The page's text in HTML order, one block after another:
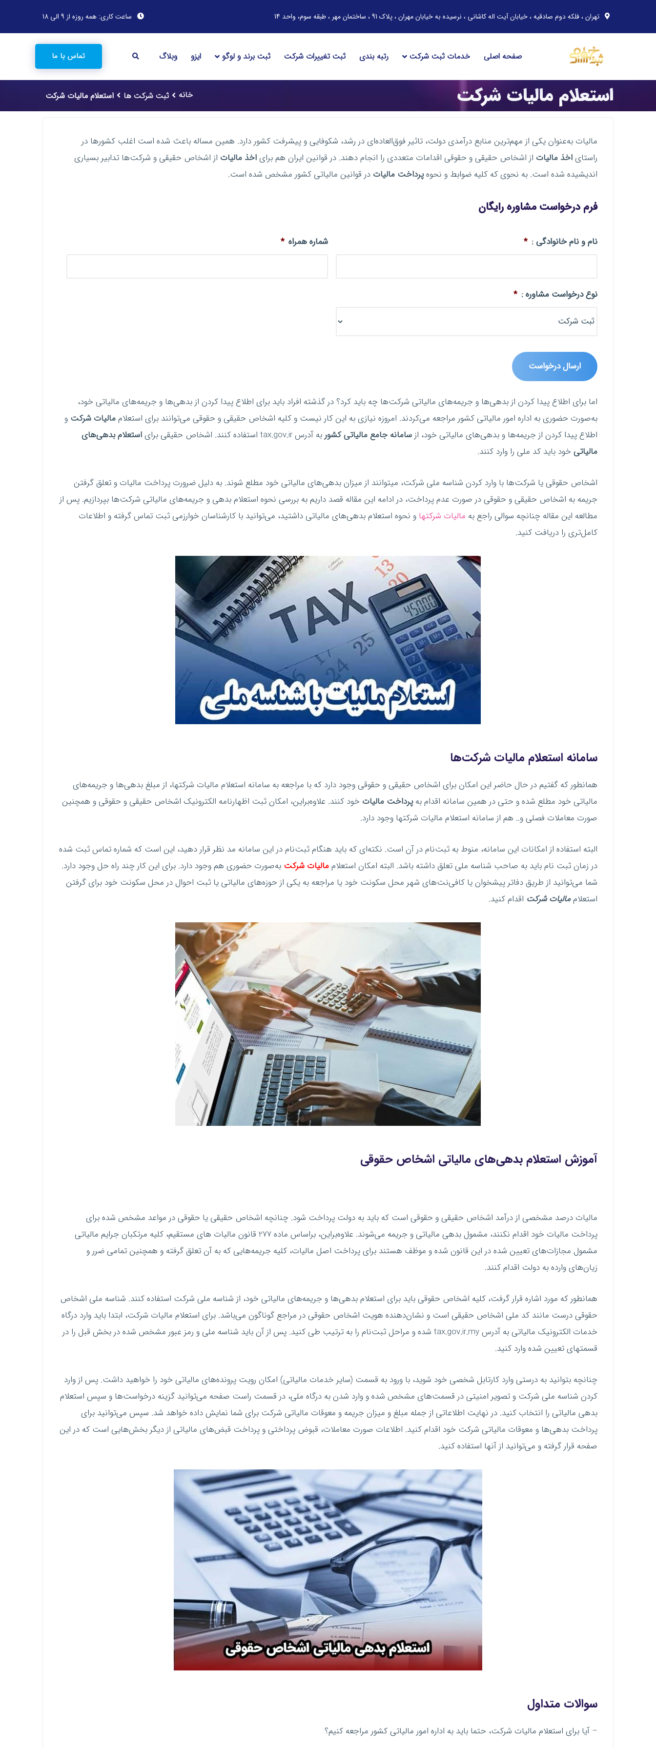
تهران ، فلکه دوم صادقیه ، خیابان آیت اله کاشانی ، نرسیده به خیابان مهران ، پلاک 91 ، ساختمان مهر ، طبقه سوم، واحد 14 ساعت کاری: همه روزه از 9 الی 18
صفحه اصلی خدمات ثبت شرکت رتبه بندی ثبت تغییرات شرکت ثبت برند و لوگو ایزو وبلاگ تماس با ما
استعلام مالیات شرکت خانه ثبت شرکت ها استعلام مالیات شرکت
مالیات به‌عنوان یکی از مهم‌ترین منابع درآمدی دولت، تاثیر فوق‌العاده‌ای در رشد، شکوفایی و پیشرفت کشور دارد. همین مساله باعث شده است اغلب کشورها در
راستایاخذ مالیات از اشخاص حقیقی و حقوقی اقدامات متعددی را انجام دهند. در قوانین ایران هم برایاخذ مالیات از اشخاص حقیقی و شرکت‌ها تدابیر بسیاری
اندیشیده شده است. به نحوی که کلیه ضوابط و نحوهپرداخت مالیات در قوانین مالیاتی کشور مشخص شده است.
فرم درخواست مشاوره رایگان
نام و نام خانوادگی : * شماره همراه *
نوع درخواست مشاوره : *
اما برای اطلاع پیدا کردن از بدهی‌ها و جریمه‌های مالیاتی شرکت‌ها چه باید کرد؟ در گذشته افراد باید برای اطلاع پیدا کردن از بدهی‌ها و جریمه‌های مالیاتی خود،
به‌صورت حضوری به اداره امور مالیاتی کشور مراجعه می‌کردند. امروزه نیازی به این کار نیست و کلیه اشخاص حقیقی و حقوقی می‌توانند برای استعلاممالیات شرکت و
اطلاع پیدا کردن از جریمه‌ها و بدهی‌های مالیاتی خود، ازسامانه جامع مالیاتی کشوربه آدرس tax.gov.ir استفاده کنند. اشخاص حقیقی برای
استعلام بدهی‌های
مالیاتی خود باید کد ملی را وارد کنند.
اشخاص حقوقی یا شرکت‌ها با وارد کردن شناسه ملی شرکت، می‎توانند از میزان بدهی‌های مالیاتی خود مطلع شوند. به دلیل ضرورت پرداخت مالیات و تعلق گرفتن
جریمه به اشخاص حقیقی و حقوقی در صورت عدم پرداخت، در ادامه این مقاله قصد داریم به بررسی نحوه استعلام بدهی و جریمه‌های مالیاتی شرکت‌ها بپردازیم. پس از
مطالعه این مقاله چنانچه سوالی راجع به مالیات شرکتها و نحوه استعلام بدهی‌های مالیاتی داشتید، می‌توانید با کارشناسان خوارزمی ثبت تماس گرفته و اطلاعات
کامل‌تری را دریافت کنید.
سامانه استعلام مالیات شرکت‌ها
همانطور که گفتیم در حال حاضر این امکان برای اشخاص حقیقی و حقوقی وجود دارد که با مراجعه به سامانه استعلام مالیات شرکتها، از مبلغ بدهی‌ها و جریمه‌های
مالیاتی خود مطلع شده و حتی در همین سامانه اقدام بهپرداخت مالیات خود کنند. علاوه‌براین، امکان ثبت اظهارنامه الکترونیک اشخاص حقیقی و حقوقی و همچنین
صورت معاملات فصلی و.. هم از سامانه استعلام مالیات شرکتها وجود دارد.
البته استفاده از امکانات این سامانه، منوط به ثبت‌نام در آن است. نکته‌ای که باید هنگام ثبت‌نام در این سامانه مد نظر قرار دهید، این است که شماره تماس ثبت شده
در زمان ثبت نام باید به صاحب شناسه ملی تعلق داشته باشد. البته امکان استعلاممالیات شرکت به‌صورت حضوری هم وجود دارد. برای این کار چند راه حل وجود دارد.
شما می‌توانید از طریق دفاتر پیشخوان یا کافی‌نت‌های شهر محل سکونت خود یا مراجعه به یکی از حوزه‌های مالیاتی یا ثبت احوال در محل سکونت خود برای گرفتن
استعلاممالیات شرکت اقدام کنید.
آموزش استعلام بدهی‌های مالیاتی اشخاص حقوقی
مالیات درصد مشخصی از درآمد اشخاص حقیقی و حقوقی است که باید به دولت پرداخت شود. چنانچه اشخاص حقیقی یا حقوقی در مواعد مشخص شده برای
پرداخت مالیات خود اقدام نکنند، مشمول بدهی مالیاتی و جریمه می‌شوند. علاوه‌براین، براساس ماده 277 قانون مالیات های مستقیم، کلیه مرتکبان جرایم مالیاتی
مشمول مجازات‌های تعیین شده در این قانون شده و موظف هستند برای پرداخت اصل مالیات، کلیه جریمه‌هایی که به آن تعلق گرفته و همچنین تمامی ضرر و
زیان‌های وارده به دولت اقدام کنند.
همانطور که مورد اشاره قرار گرفت، کلیه اشخاص حقوقی باید برای استعلام بدهی‌ها و جریمه‌های مالیاتی خود، از شناسه ملی شرکت استفاده کنند. شناسه ملی اشخاص
حقوقی درست مانند کد ملی اشخاص حقیقی است و نشان‌دهنده هویت اشخاص حقوقی در مراجع گوناگون می‌باشد. برای استعلام مالیات شرکت، ابتدا باید وارد درگاه
خدمات الکترونیک مالیاتی به آدرس tax.gov.ir.my شده و مراحل ثبت‌نام را به ترتیب طی کنید. پس از آن باید شناسه ملی و رمز عبور مشخص شده در بخش قبل را در
قسمت‎های تعیین شده وارد کنید.
چنانچه بتوانید به درستی وارد کارتابل شخصی خود شوید، با ورود به قسمت (سایر خدمات مالیاتی) امکان رویت پرونده‌های مالیاتی خود را خواهید داشت. پس از وارد
کردن شناسه ملی شرکت و تصویر امنیتی در قسمت‌های مشخص شده و وارد شدن به درگاه ملی، در قسمت راست صفحه می‌توانید گزینه درخواست‌ها و سپس استعلام
بدهی مالیاتی را انتخاب کنید. در نهایت اطلاعاتی از جمله مبلغ و میزان جریمه و معوقات مالیاتی شرکت برای شما نمایش داده خواهد شد. سپس می‌توانید برای
پرداخت بدهی‌ها و معوقات مالیاتی شرکت خود اقدام کنید. اطلاعات صورت معاملات، قبوض پرداختی و پرداخت قبض‌های مالیاتی از دیگر بخش‌هایی است که در این
صفحه قرار گرفته و می‌توانید از آنها استفاده کنید.
سوالات متداول
– آیا برای استعلام مالیات شرکت، حتما باید به اداره امور مالیاتی کشور مراجعه کنیم؟